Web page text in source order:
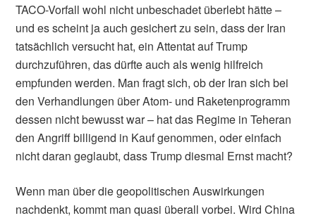
TACO-Vorfall wohl nicht unbeschadet überlebt hätte –
und es scheint ja auch gesichert zu sein, dass der Iran
tatsächlich versucht hat, ein Attentat auf Trump
durchzuführen, das dürfte auch als wenig hilfreich
empfunden werden. Man fragt sich, ob der Iran sich bei
den Verhandlungen über Atom- und Raketenprogramm
dessen nicht bewusst war – hat das Regime in Teheran
den Angriff billigend in Kauf genommen, oder einfach
nicht daran geglaubt, dass Trump diesmal Ernst macht?
Wenn man über die geopolitischen Auswirkungen
nachdenkt, kommt man quasi überall vorbei. Wird China